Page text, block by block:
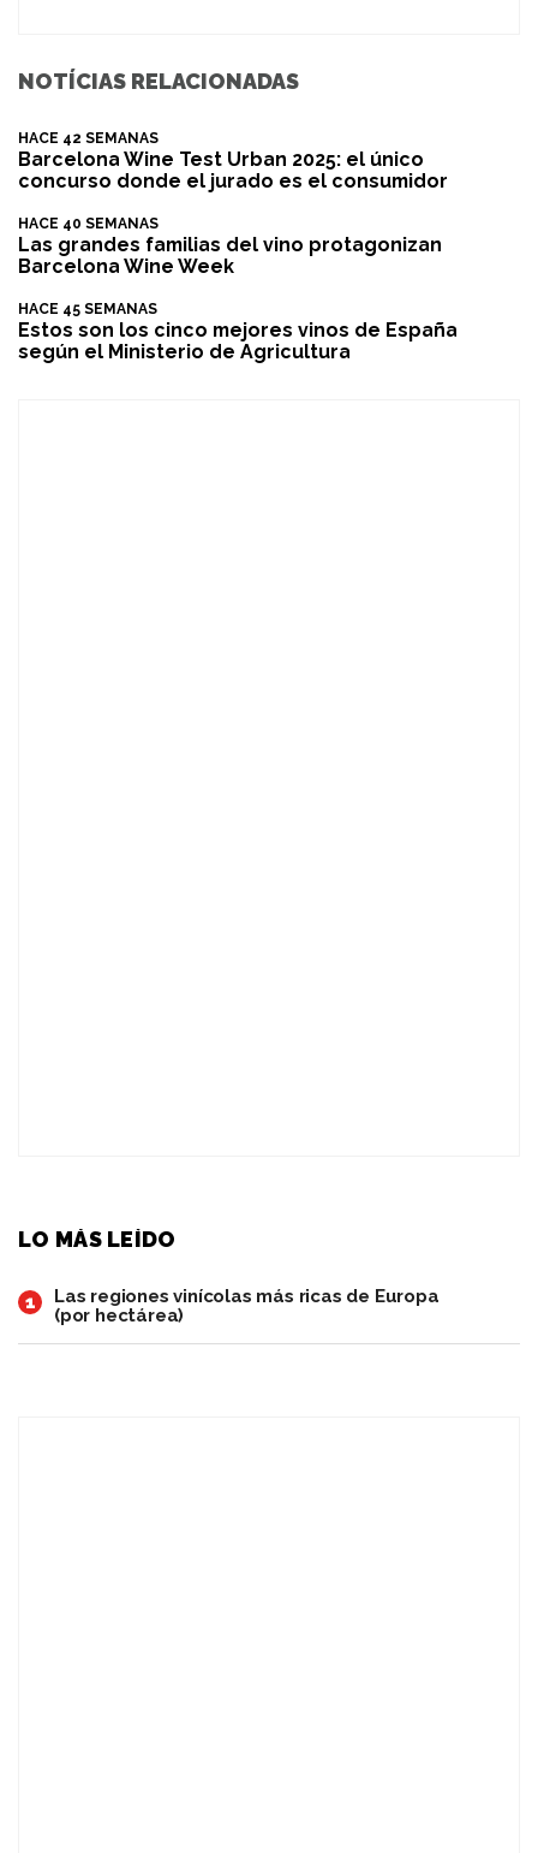
NOTÍCIAS RELACIONADAS
HACE 42 SEMANAS
Barcelona Wine Test Urban 2025: el único
concurso donde el jurado es el consumidor
HACE 40 SEMANAS
Las grandes familias del vino protagonizan
Barcelona Wine Week
HACE 45 SEMANAS
Estos son los cinco mejores vinos de España
según el Ministerio de Agricultura
LO MÁS LEÍDO
1
Las regiones vinícolas más ricas de Europa
(por hectárea)